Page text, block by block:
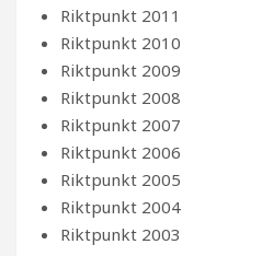
Riktpunkt 2011
Riktpunkt 2010
Riktpunkt 2009
Riktpunkt 2008
Riktpunkt 2007
Riktpunkt 2006
Riktpunkt 2005
Riktpunkt 2004
Riktpunkt 2003